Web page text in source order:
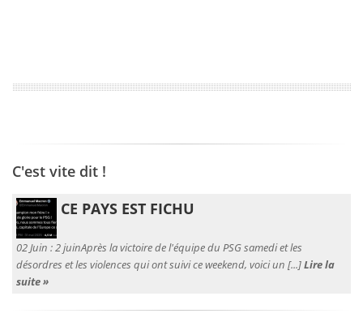
C'est vite dit !
CE PAYS EST FICHU
02 Juin :2 juinAprès la victoire de l'équipe du PSG samedi et les
désordres et les violences qui ont suivi ce weekend, voici un [...]Lire la
suite »